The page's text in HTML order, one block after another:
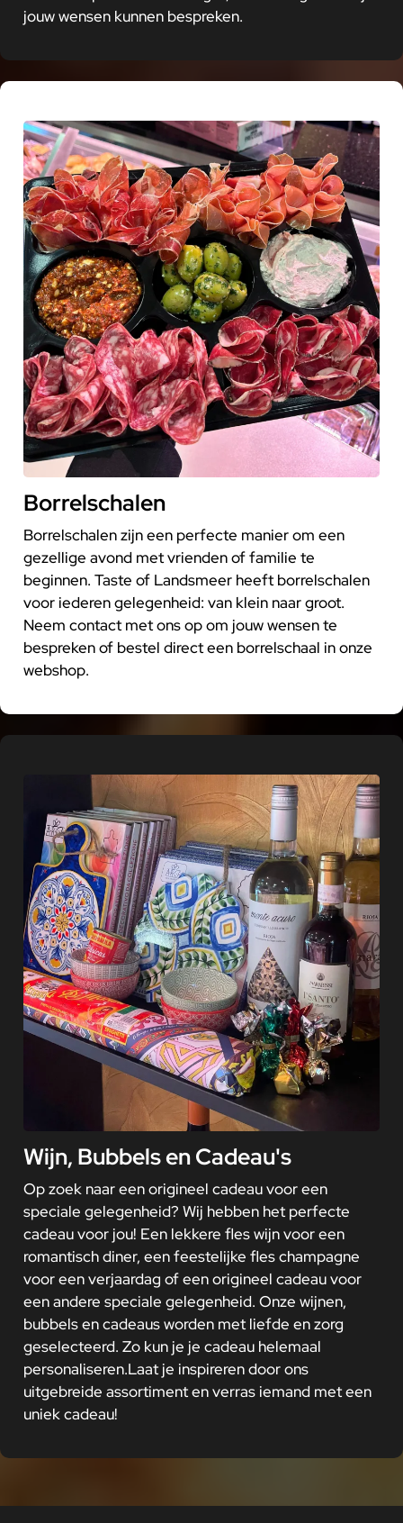
jouw wensen kunnen bespreken.
Borrelschalen
Borrelschalen zijn een perfecte manier om een
gezellige avond met vrienden of familie te
beginnen. Taste of Landsmeer heeft borrelschalen
voor iederen gelegenheid: van klein naar groot.
Neem contact met ons op om jouw wensen te
bespreken of bestel direct een borrelschaal in onze
webshop.
Wijn, Bubbels en Cadeau's
Op zoek naar een origineel cadeau voor een
speciale gelegenheid? Wij hebben het perfecte
cadeau voor jou! Een lekkere fles wijn voor een
romantisch diner, een feestelijke fles champagne
voor een verjaardag of een origineel cadeau voor
een andere speciale gelegenheid. Onze wijnen,
bubbels en cadeaus worden met liefde en zorg
geselecteerd. Zo kun je je cadeau helemaal
personaliseren.Laat je inspireren door ons
uitgebreide assortiment en verras iemand met een
uniek cadeau!